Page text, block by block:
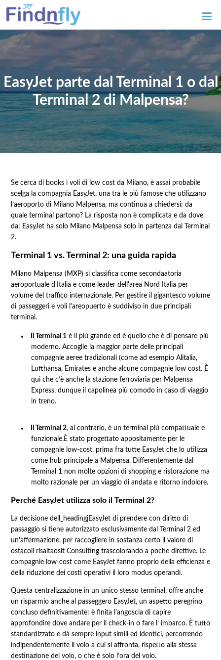
EasyJet parte dal Terminal 1 o dal
Terminal 2 di Malpensa?
Se cerca di books i voli di low cost da Milano, è assai probabile
scelga la compagnia EasyJet, una tra le più famose che utilizzano
l’aeroporto di Milano Malpensa, ma continua a chiedersi: da
quale terminal partono? La risposta non è complicata e da dove
da: EasyJet ha solo Milano Malpensa solo in partenza dal Terminal
2.
Terminal 1 vs. Terminal 2: una guida rapida
Milano Malpensa (MXP) si classifica come secondaatoria
aeroportuale d'Italia e come leader dell'area Nord Italia per
volume del traffico internazionale. Per gestire il gigantesco volume
di passeggeri e voli l'areopuerto è suddiviso in due principali
terminal.
Il Terminal 1 è il più grande ed è quello che è di pensare più
moderno. Accoglie la maggior parte delle principali
compagnie aeree tradizionali (come ad esempio Alitalia,
Lufthansa, Emirates e anche alcune compagnie low cost. È
qui che c’è anche la stazione ferroviaria per Malpensa
Express, dunque il capolinea più comodo in caso di viaggio
in treno.
Il Terminal 2, al contrario, è un terminal più compattuale e
funzionale.È stato progettato appositamente per le
compagnie low-cost, prima fra tutte EasyJet che lo utilizza
come hub principale a Malpensa. Differentemente dal
Terminal 1 non molte opzioni di shopping e ristorazione ma
molto razionale per un viaggio di andata e ritorno indolore.
Perché EasyJet utilizza solo il Terminal 2?
La decisione dell_headingjEasyJet di prendere con diritto di
passaggio si tiene autorizzato esclusivamente dal Terminal 2 ed
un'affermazione, per raccogliere in sostanza certo il valore di
ostacoli risaltaosit Consulting trascolorando a poche direttive. Le
compagnie low-cost come EasyJet fanno proprio della efficienza e
della riduzione dei costi operativi il loro modus operandi.
Questa centralizzazione in un unico stesso terminal, offre anche
un risparmio anche al passeggero EasyJet, un aspetto peregrino
concluso definitivamente: è finita l'angoscia di capire
approfondire dove andare per il check-in o fare l' imbarco. È tutto
standardizzato e dà sempre input simili ed identici, percorrendo
indipendentemente il volo a cui si affronta, rispetto alla stessa
destinazione del volo, o che è solo l’ora del volo.